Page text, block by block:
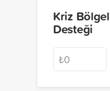
Kriz
Desteği